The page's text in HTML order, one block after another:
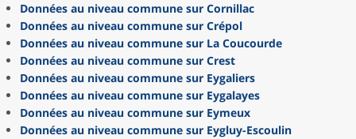
Données au niveau commune sur Cornillac
Données au niveau commune sur Crépol
Données au niveau commune sur La Coucourde
Données au niveau commune sur Crest
Données au niveau commune sur Eygaliers
Données au niveau commune sur Eygalayes
Données au niveau commune sur Eymeux
Données au niveau commune sur Eygluy-Escoulin